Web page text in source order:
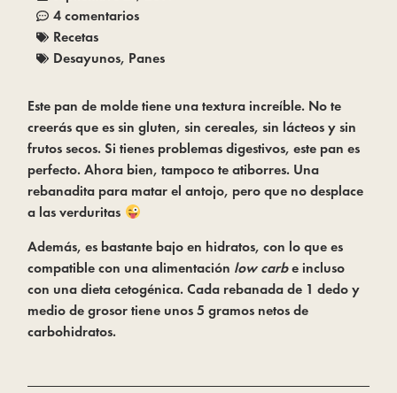
4 comentarios
Recetas
Desayunos, Panes
Este pan de molde tiene una textura increíble. No te
creerás que es sin gluten, sin cereales, sin lácteos y sin
frutos secos. Si tienes problemas digestivos, este pan es
perfecto. Ahora bien, tampoco te atiborres. Una
rebanadita para matar el antojo, pero que no desplace
a las verduritas
Además, es bastante bajo en hidratos, con lo que es
compatible con una alimentación low carb e incluso
con una dieta cetogénica. Cada rebanada de 1 dedo y
medio de grosor tiene unos 5 gramos netos de
carbohidratos.